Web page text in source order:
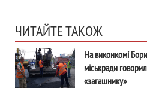
ЧИТАЙТЕ ТАКОЖ
На виконкомі
міськради
«загашнику»